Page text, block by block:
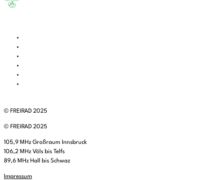
© FREIRAD 2025
© FREIRAD 2025
105,9 MHz Großraum Innsbruck
106,2 MHz Völs bis Telfs
89,6 MHz Hall bis Schwaz
Impressum